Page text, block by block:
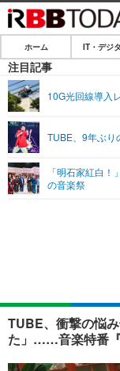
ホーム
IT・デジタル
ショッピング
SPEED TEST
エンタメ
エンタメTOP
ショッピング
ライフ
ホーム IT・デジ
注目記事
10G光回線導入
TUBE、9年ぶり
「明石家紅白
の音楽祭
TUBE、衝撃の悩
た」……音楽特番